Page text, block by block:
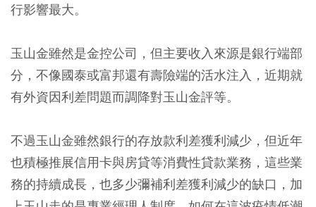
行影響最大。
玉山金雖然是金控公司，但主要收入來源是銀行端部
分，不像國泰或富邦還有壽險端的活水注入，近期就
有外資因利差問題而調降對玉山金評等。
不過玉山金雖然銀行的存放款利差獲利減少，但近年
也積極推展信用卡與房貸等消費性貸款業務，這些業
務的持續成長，也多少彌補利差獲利減少的缺口，加